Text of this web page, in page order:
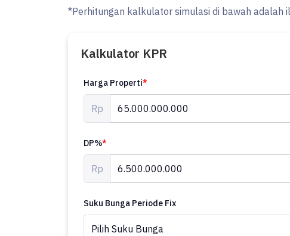
*Perhitungan kalkulator simulasi di bawah adalah
Kalkulator KPR
Harga Properti*
Rp
DP%*
Rp
Suku Bunga Periode Fix